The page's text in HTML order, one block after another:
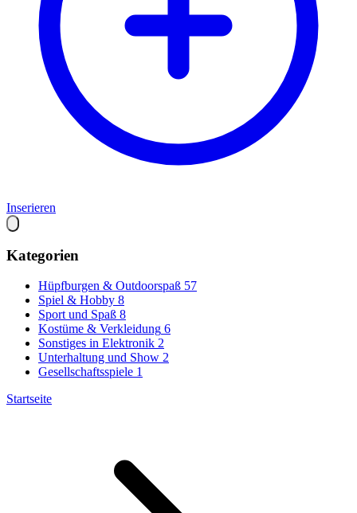
Inserieren
Kategorien
Hüpfburgen & Outdoorspaß 57
Spiel & Hobby 8
Sport und Spaß 8
Kostüme & Verkleidung 6
Sonstiges in Elektronik 2
Unterhaltung und Show 2
Gesellschaftsspiele 1
Startseite